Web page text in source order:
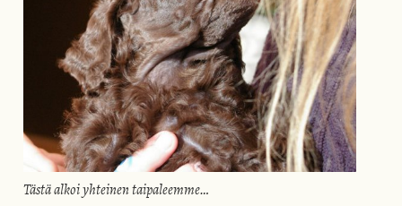
Tästä alkoi yhteinen taipaleemme…